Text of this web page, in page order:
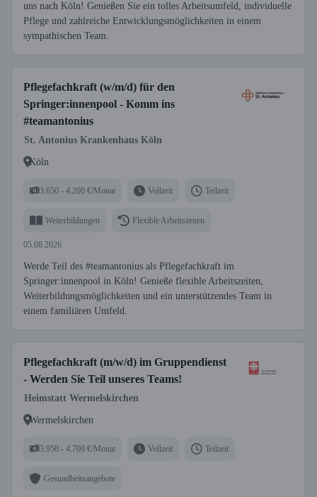
uns nach Köln! Genießen Sie ein tolles Arbeitsumfeld, individuelle
Pflege und zahlreiche Entwicklungsmöglichkeiten in einem
sympathischen Team.
Pflegefachkraft (w/m/d) für den
Springer:innenpool - Komm ins
#teamantonius
St. Antonius Krankenhaus Köln
Köln
3.650 - 4.200 €/Monat Vollzeit Teilzeit
Weiterbildungen Flexible Arbeitszeiten
05.08.2026
Werde Teil des #teamantonius als Pflegefachkraft im
Springer:innenpool in Köln! Genieße flexible Arbeitszeiten,
Weiterbildungsmöglichkeiten und ein unterstützendes Team in
einem familiären Umfeld.
Pflegefachkraft (m/w/d) im Gruppendienst
- Werden Sie Teil unseres Teams!
Heimstatt Wermelskirchen
Wermelskirchen
3.950 - 4.700 €/Monat Vollzeit Teilzeit
Gesundheitsangebote